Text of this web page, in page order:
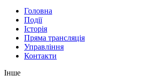
Головна
Події
Історія
Пряма трансляція
Управління
Контакти
Інше